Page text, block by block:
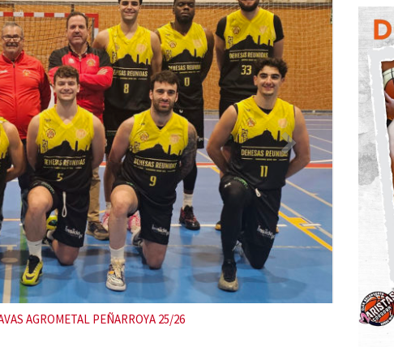
MINIBASKET 24-25
x
t